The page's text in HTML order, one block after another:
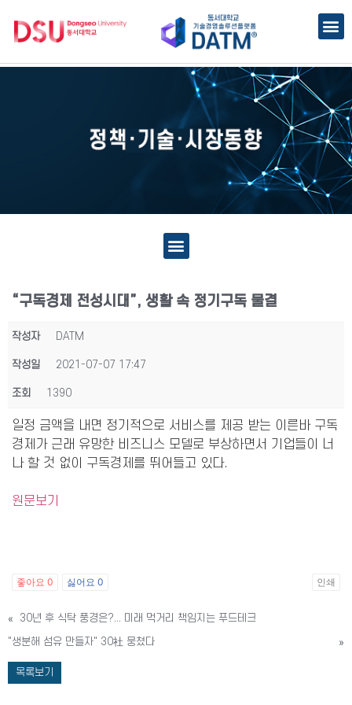
“구독경제 전성시대”, 생활 속 정기구독 물결
작성자 DATM
작성일 2021-07-07 17:47
조회 1390
일정 금액을 내면 정기적으로 서비스를 제공 받는 이른바 구독
경제가 근래 유망한 비즈니스 모델로 부상하면서 기업들이 너
나 할 것 없이 구독경제를 뛰어들고 있다.
원문보기
좋아요 0 싫어요 0 인쇄
«
30년 후 식탁 풍경은?... 미래 먹거리 책임지는 푸드테크
"생분해 섬유 만들자" 30社 뭉쳤다
»
목록보기